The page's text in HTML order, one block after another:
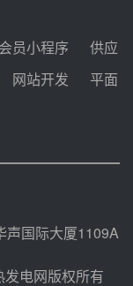
工程EPC总承
能新疆天山北
项目用“碳钢、
目管件采购
会员小程序
供应
网站开发
平面
声国际大厦1109A
电网版权所有